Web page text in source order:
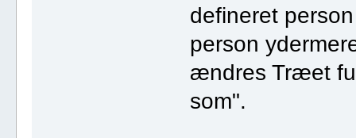
defineret
person
ændres Træet
som".